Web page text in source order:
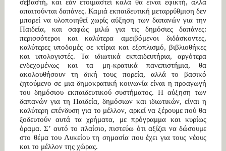
σεβαστή, και εάν ετοιμαστεί καλά θα είναι εφικτή, αλλά
απαιτούνται δαπάνες. Καμιά εκπαιδευτική μεταρρύθμιση δεν
μπορεί να υλοποιηθεί χωρίς αύξηση των δαπανών για την
Παιδεία, και σαφώς μιλώ για τις δημόσιες δαπάνες:
περισσότεροι και καλύτερα αμειβόμενοι διδάσκοντες,
καλύτερες υποδομές σε κτίρια και εξοπλισμό, βιβλιοθήκες
και υπολογιστές. Τα ιδιωτικά εκπαιδευτήρια, αργότερα
ενδεχομένως και τα μη-κρατικά πανεπιστήμια, θα
ακολουθήσουν τη δική τους πορεία, αλλά το βασικό
ζητούμενο σε μια δημοκρατική κοινωνία είναι η προαγωγή
του δημόσιου εκπαιδευτικού συστήματος. Η αύξηση των
δαπανών για τη Παιδεία, δημόσιων και ιδιωτικών, είναι η
καλύτερη επένδυση για το μέλλον, αρκεί να ξέρουμε πού θα
ξοδευτούν αυτά τα χρήματα, με πρόγραμμα και κυρίως
όραμα. Σ’ αυτό το πλαίσιο, πιστεύω ότι αξίζει να δώσουμε
στο θέμα του Λυκείου τη σημασία που έχει για τους νέους
και το μέλλον της χώρας.